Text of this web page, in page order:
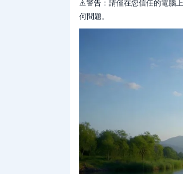
⚠️警告：請僅在您信任的電腦
何問題。